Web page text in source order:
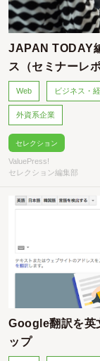
JAPAN TODAY
ス（セミナーレポ
Web ビジネス・
外資系企業
セレクション
ValuePress!
セレクション編集部
Google翻訳を英
ップ